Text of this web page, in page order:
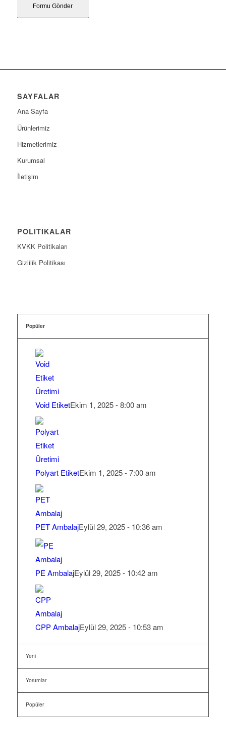
SAYFALAR
Ana Sayfa
Ürünlerimiz
Hizmetlerimiz
Kurumsal
İletişim
POLİTİKALAR
KVKK Politikaları
Gizlilik Politikası
Popüler
Void EtiketEkim 1, 2025 - 8:00 am
Polyart EtiketEkim 1, 2025 - 7:00 am
PET AmbalajEylül 29, 2025 - 10:36 am
PE AmbalajEylül 29, 2025 - 10:42 am
CPP AmbalajEylül 29, 2025 - 10:53 am
Yeni
Yorumlar
Popüler